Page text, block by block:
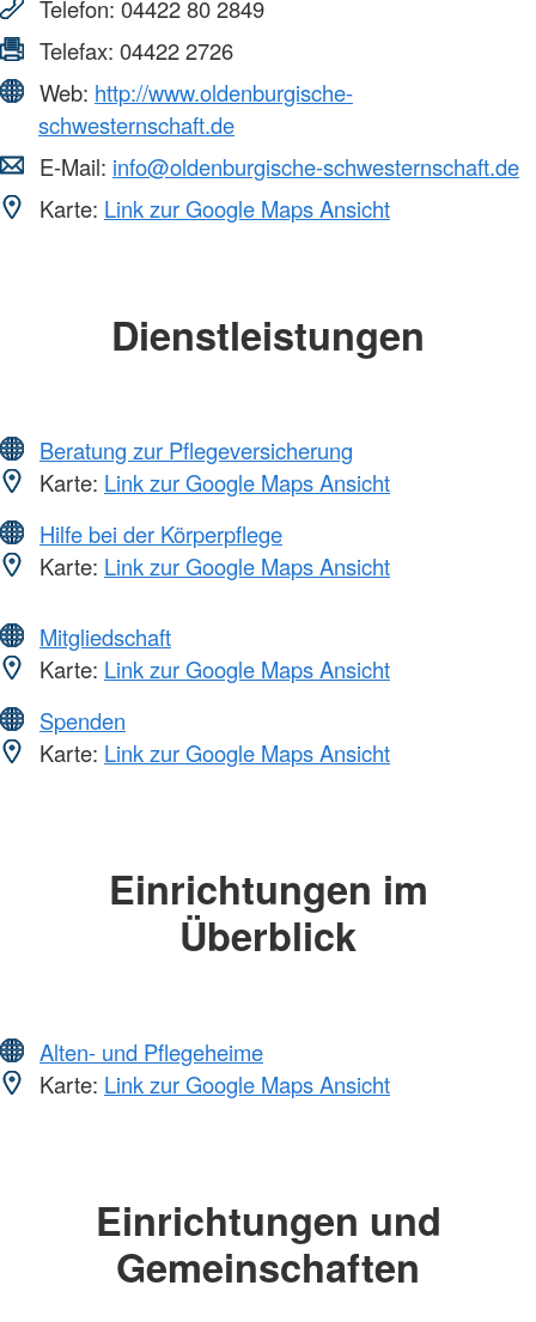
Telefon: 04422 80 2849
Telefax: 04422 2726
Web: http://www.oldenburgische-
schwesternschaft.de
E-Mail: info@oldenburgische-schwesternschaft.de
Karte: Link zur Google Maps Ansicht
Dienstleistungen
Beratung zur Pflegeversicherung
Karte: Link zur Google Maps Ansicht
Hilfe bei der Körperpflege
Karte: Link zur Google Maps Ansicht
Mitgliedschaft
Karte: Link zur Google Maps Ansicht
Spenden
Karte: Link zur Google Maps Ansicht
Einrichtungen im
Überblick
Alten- und Pflegeheime
Karte: Link zur Google Maps Ansicht
Einrichtungen und
Gemeinschaften